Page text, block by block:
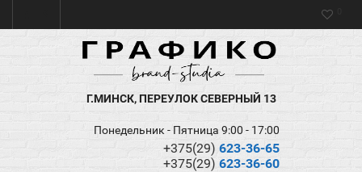
Г.МИНСК, ПЕРЕУЛОК СЕВЕРНЫЙ 13
Понедельник - Пятница 9:00 - 17:00
+375(29) 623-36-65
+375(29) 623-36-60